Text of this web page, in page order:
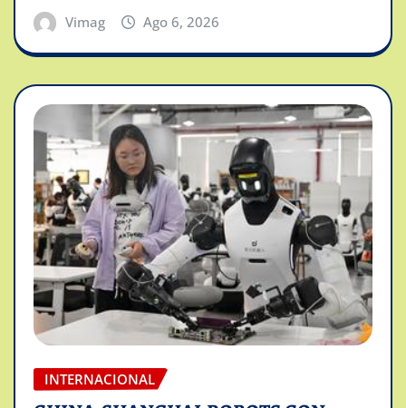
Vimag Ago 6, 2026
INTERNACIONAL